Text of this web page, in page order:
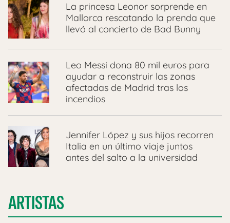
La princesa Leonor sorprende en
Mallorca rescatando la prenda que
llevó al concierto de Bad Bunny
Leo Messi dona 80 mil euros para
ayudar a reconstruir las zonas
afectadas de Madrid tras los
incendios
Jennifer López y sus hijos recorren
Italia en un último viaje juntos
antes del salto a la universidad
ARTISTAS